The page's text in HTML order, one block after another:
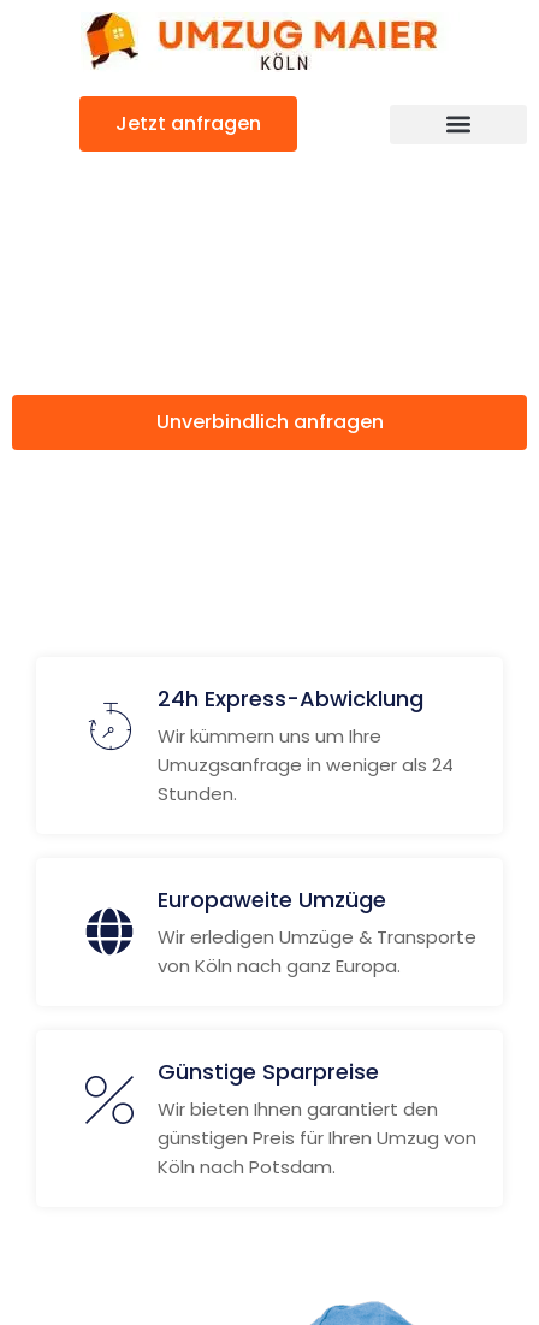
Jetzt anfragen
Unverbindlich anfragen
24h Express-Abwicklung
Wir kümmern uns um Ihre
Umuzgsanfrage in weniger als 24
Stunden.
Europaweite Umzüge
Wir erledigen Umzüge & Transporte
von Köln nach ganz Europa.
Günstige Sparpreise
Wir bieten Ihnen garantiert den
günstigen Preis für Ihren Umzug von
Köln nach Potsdam.